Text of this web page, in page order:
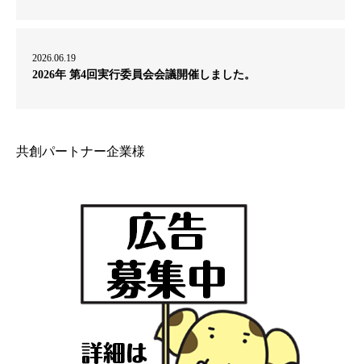
2026.06.19
2026年 第4回実行委員会会議開催しました。
共創パートナー企業様